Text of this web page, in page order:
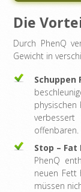
Die
Durch PhenQ
Gewicht in
Schuppen
offenbaren.
Stop –
PhenQ
neuen Fett
müssen